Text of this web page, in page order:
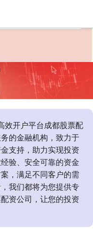
效开户平台成都股票配
的金融机构，致力于
支持，助力实现投资
验、安全可靠的资金
，满足不同客户的需
我们都将为您提供专
资公司，让您的投资